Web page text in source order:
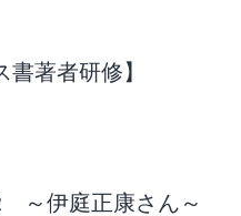
書著者研修】
～伊庭正康さん～